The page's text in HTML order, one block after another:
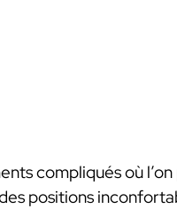
compliqués où
positions